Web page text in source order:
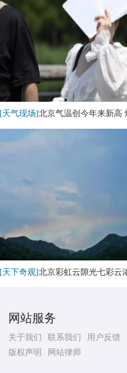
[天气现场]北京气温创今年来新高
[天下奇观]北京彩虹云隙光七彩云
网站服务
关于我们 联系我们
用户反馈
版权声明
网站律师